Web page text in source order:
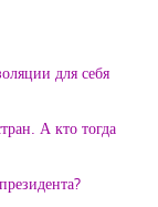
для себя
А кто тогда